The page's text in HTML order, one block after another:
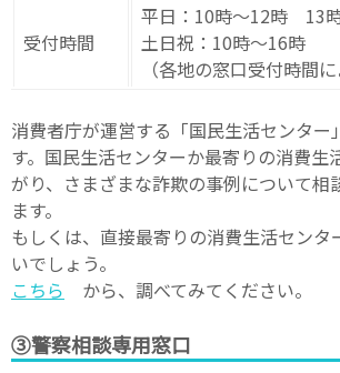
受付時間
平日：10時～12時 13
土日祝：10時～16時
（各地の窓口受付時間に
消費者庁が運営する「国民生活センター
す。国民生活センターか最寄りの消費生
がり、さまざまな詐欺の事例について相
ます。
もしくは、直接最寄りの消費生活センタ
いでしょう。
こちら から、調べてみてください。
③警察相談専用窓口